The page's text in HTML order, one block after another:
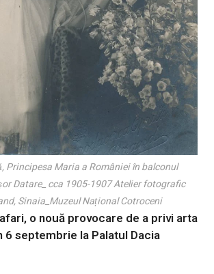
Principesa Maria a României în balconul
Datare_ cca 1905-1907 Atelier fotografic
Sinaia_Muzeul Național Cotroceni
o nouă provocare de a privi arta
6 septembrie la Palatul Dacia